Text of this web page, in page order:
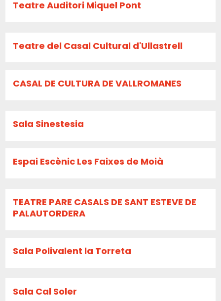
Teatre Auditori Miquel Pont
Teatre del Casal Cultural d'Ullastrell
CASAL DE CULTURA DE VALLROMANES
Sala Sinestesia
Espai Escènic Les Faixes de Moià
TEATRE PARE CASALS DE SANT ESTEVE DE
PALAUTORDERA
Sala Polivalent la Torreta
Sala Cal Soler